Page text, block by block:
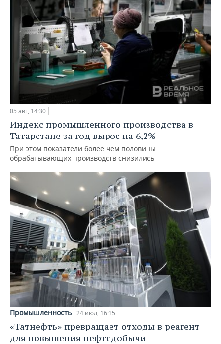
05 авг, 14:30
Индекс промышленного производства в
Татарстане за год вырос на 6,2%
При этом показатели более чем половины
обрабатывающих производств снизились
Промышленность 24 июл, 16:15
«Татнефть» превращает отходы в реагент
для повышения нефтедобычи